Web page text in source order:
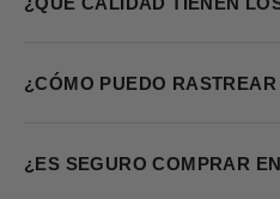
¿CÓMO PUEDO
¿ES SEGURO COMPRAR